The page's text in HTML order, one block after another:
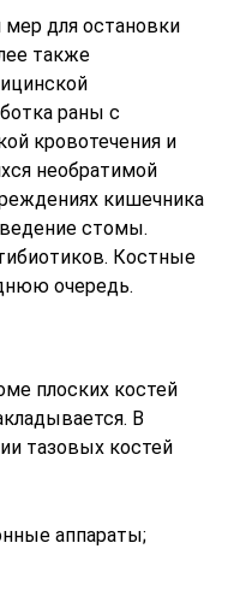
для остановки
также
раны с
кровотечения и
необратимой
кишечника
стомы.
Костные
очередь.
плоских костей
В
тазовых костей
аппараты;